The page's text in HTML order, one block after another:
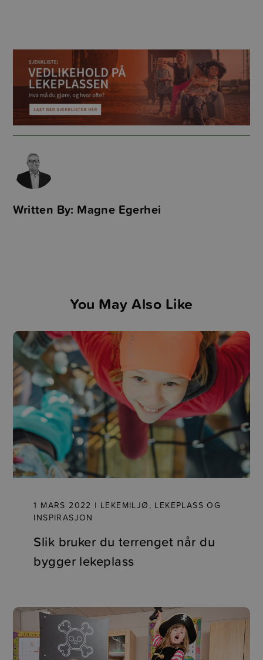
Written By: Magne Egerhei
You May Also Like
1 MARS 2022 | LEKEMILJØ, LEKEPLASS OG
INSPIRASJON
Slik bruker du terrenget når du
bygger lekeplass